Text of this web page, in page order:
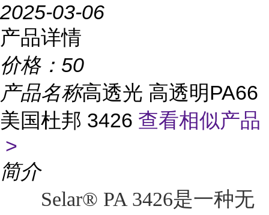
2025-03-06
产品详情
价格： 50
产品名称高透光 高透明PA66
美国杜邦 3426 查看相似产品
>
简介
Selar® PA 3426是一种无